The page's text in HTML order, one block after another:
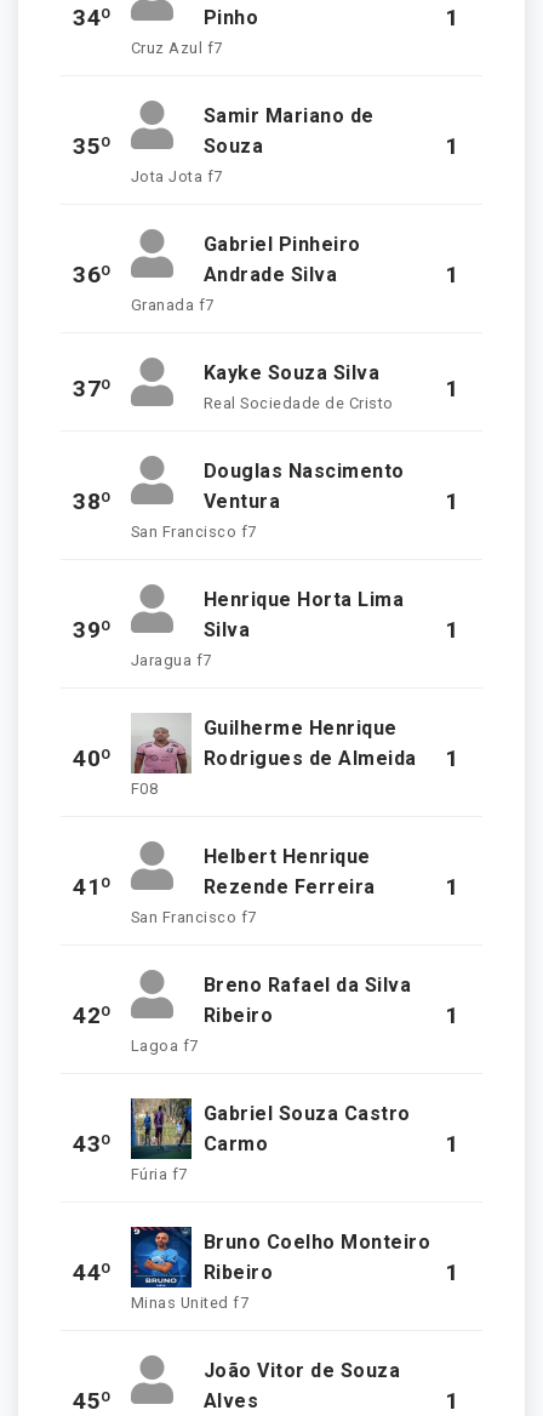
34º
Pinho
Cruz Azul f7
1
35º
Samir Mariano de
Souza
Jota Jota f7
1
36º
Gabriel Pinheiro
Andrade Silva
Granada f7
1
37º
Kayke Souza Silva
Real Sociedade de Cristo
1
38º
Douglas Nascimento
Ventura
San Francisco f7
1
39º
Henrique Horta Lima
Silva
Jaragua f7
1
40º
Guilherme Henrique
Rodrigues de Almeida
F08
1
41º
Helbert Henrique
Rezende Ferreira
San Francisco f7
1
42º
Breno Rafael da Silva
Ribeiro
Lagoa f7
1
43º
Gabriel Souza Castro
Carmo
Fúria f7
1
44º
Bruno Coelho Monteiro
Ribeiro
Minas United f7
1
45º
João Vitor de Souza
Alves
1